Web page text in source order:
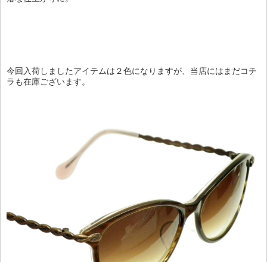
今回入荷しましたアイテムは２色になりますが、当店にはまだコチ
ラも在庫ございます。